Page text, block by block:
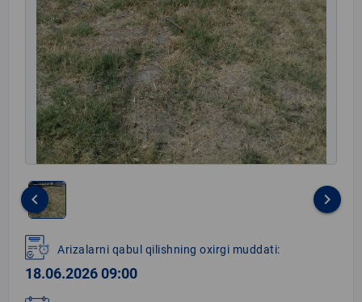
1
of
1
keyboard_arrow_left keyboard_arrow_right
Arizalarni qabul qilishning oxirgi muddati:
18.06.2026 09:00